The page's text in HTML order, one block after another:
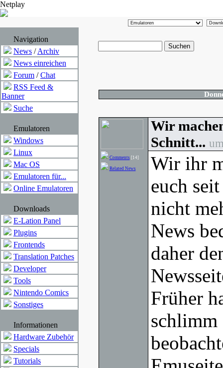
Netplay
Navigation
News /Archiv
News einreichen
Forum /Chat
RSS Feed &
Banner
Suche
Emulatoren
Windows
Linux
Mac OS
Emulatoren für...
Online Emulatoren
Downloads
E-Lation Panel
Plugins
Frontends
Translation Patches
Developer
Tools
Nintendo Comics
Sonstiges
Informationen
Hardware Zubehör
Specials
Tutorials
Comments [14]
Related News
Wir
Schnitt...
Wir ihr
euch
nicht
News
daher
Früher
schlimm